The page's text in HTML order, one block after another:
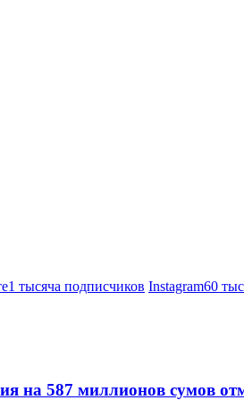
1 тысяча подписчиков Instagram60
на 587 миллионов сумов